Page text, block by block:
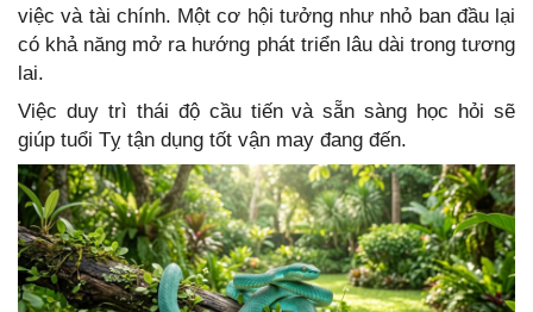
việc và tài chính. Một cơ hội tưởng như nhỏ ban đầu lại
có khả năng mở ra hướng phát triển lâu dài trong tương
lai.
Việc duy trì thái độ cầu tiến và sẵn sàng học hỏi sẽ
giúp tuổi Tỵ tận dụng tốt vận may đang đến.